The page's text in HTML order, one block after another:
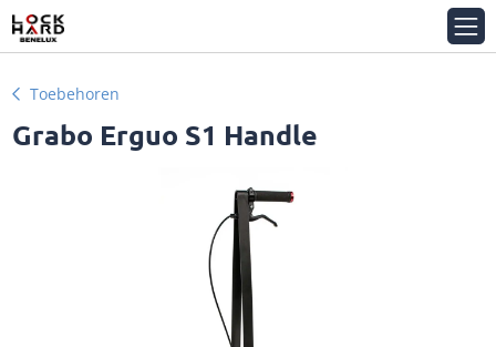
Toebehoren
Grabo Erguo S1 Handle